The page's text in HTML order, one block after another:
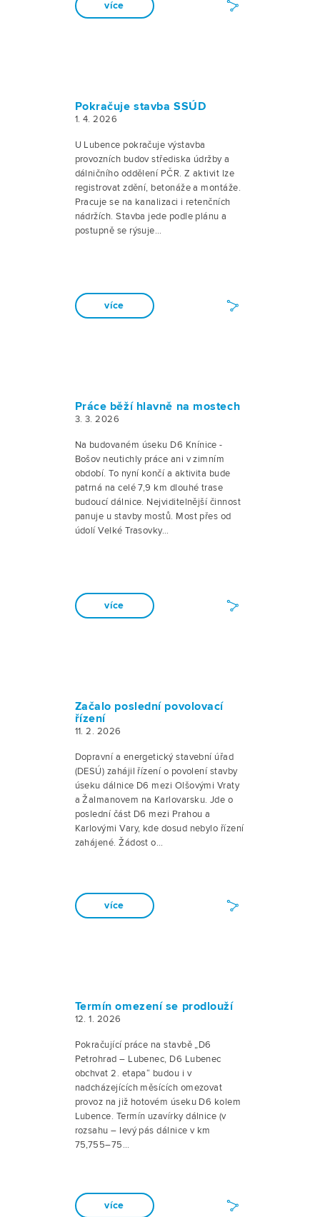
více
Pokračuje stavba SSÚD
1. 4. 2026
U Lubence pokračuje výstavba
provozních budov střediska údržby a
dálničního oddělení PČR. Z aktivit lze
registrovat zdění, betonáže a montáže.
Pracuje se na kanalizaci i retenčních
nádržích. Stavba jede podle plánu a
postupně se rýsuje…
více
Práce běží hlavně na mostech
3. 3. 2026
Na budovaném úseku D6 Knínice -
Bošov neutichly práce ani v zimním
období. To nyní končí a aktivita bude
patrná na celé 7,9 km dlouhé trase
budoucí dálnice. Nejviditelnější činnost
panuje u stavby mostů. Most přes od
údolí Velké Trasovky…
více
Začalo poslední povolovací
řízení
11. 2. 2026
Dopravní a energetický stavební úřad
(DESÚ) zahájil řízení o povolení stavby
úseku dálnice D6 mezi Olšovými Vraty
a Žalmanovem na Karlovarsku. Jde o
poslední část D6 mezi Prahou a
Karlovými Vary, kde dosud nebylo řízení
zahájené. Žádost o…
více
Termín omezení se prodlouží
12. 1. 2026
Pokračující práce na stavbě „D6
Petrohrad – Lubenec, D6 Lubenec
obchvat 2. etapa“ budou i v
nadcházejících měsících omezovat
provoz na již hotovém úseku D6 kolem
Lubence. Termín uzavírky dálnice (v
rozsahu – levý pás dálnice v km
75,755–75…
více